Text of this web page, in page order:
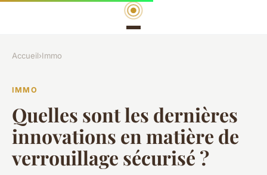
Accueil›Immo
IMMO
Quelles sont les dernières
innovations en matière de
verrouillage sécurisé ?